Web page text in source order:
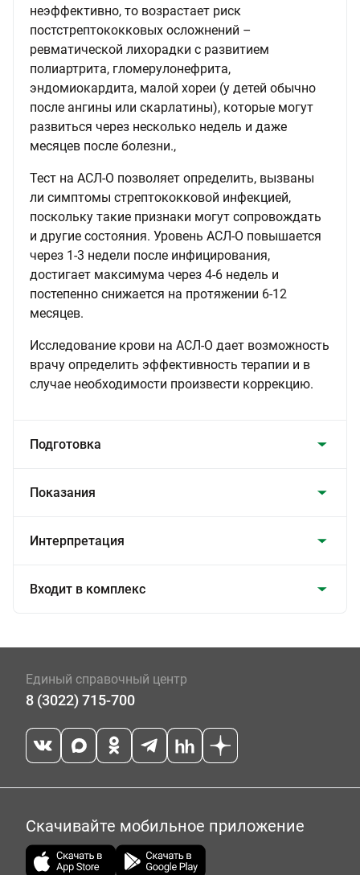
неэффективно, то возрастает риск
постстрептококковых осложнений –
ревматической лихорадки с развитием
полиартрита, гломерулонефрита,
эндомиокардита, малой хореи (у детей обычно
после ангины или скарлатины), которые могут
развиться через несколько недель и даже
месяцев после болезни.,
Тест на АСЛ-О позволяет определить, вызваны
ли симптомы стрептококковой инфекцией,
поскольку такие признаки могут сопровождать
и другие состояния. Уровень АСЛ-О повышается
через 1-3 недели после инфицирования,
достигает максимума через 4-6 недель и
постепенно снижается на протяжении 6-12
месяцев.
Исследование крови на АСЛ-О дает возможность
врачу определить эффективность терапии и в
случае необходимости произвести коррекцию.
Подготовка
Показания
Интерпретация
Входит в комплекс
Единый справочный центр
8 (3022) 715-700
Скачивайте мобильное приложение